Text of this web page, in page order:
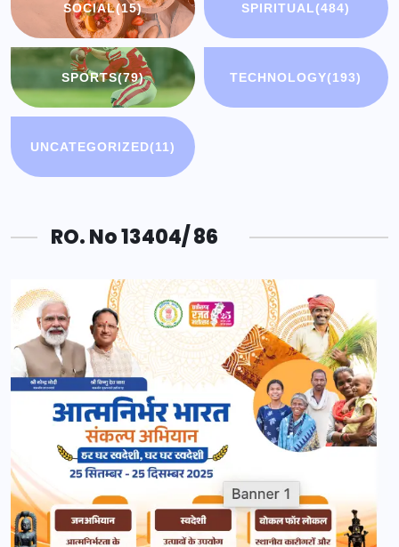
SOCIAL(15) SPIRITUAL(484)
SPORTS(79) TECHNOLOGY(193)
UNCATEGORIZED(11)
RO. No 13404/ 86